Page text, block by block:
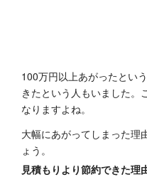
100万円以上あがったとい
きたという人もいました。
なりますよね。
大幅にあがってしまった理
ょう。
見積もりより節約できた理